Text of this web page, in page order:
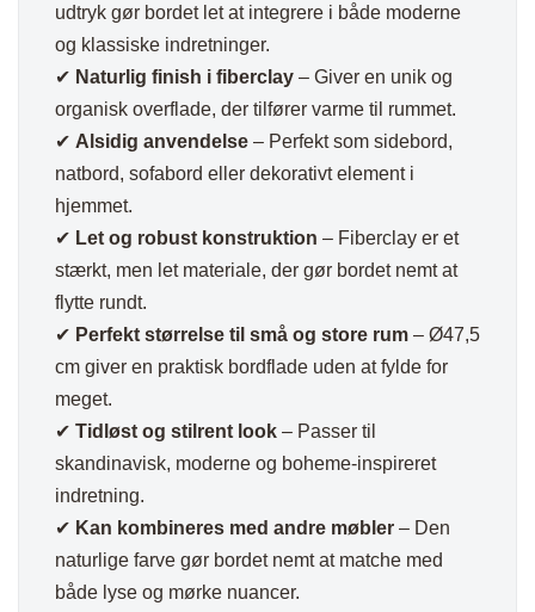
udtryk gør bordet let at integrere i både moderne
og klassiske indretninger.
✔ Naturlig finish i fiberclay – Giver en unik og
organisk overflade, der tilfører varme til rummet.
✔ Alsidig anvendelse – Perfekt som sidebord,
natbord, sofabord eller dekorativt element i
hjemmet.
✔ Let og robust konstruktion – Fiberclay er et
stærkt, men let materiale, der gør bordet nemt at
flytte rundt.
✔ Perfekt størrelse til små og store rum – Ø47,5
cm giver en praktisk bordflade uden at fylde for
meget.
✔ Tidløst og stilrent look – Passer til
skandinavisk, moderne og boheme-inspireret
indretning.
✔ Kan kombineres med andre møbler – Den
naturlige farve gør bordet nemt at matche med
både lyse og mørke nuancer.